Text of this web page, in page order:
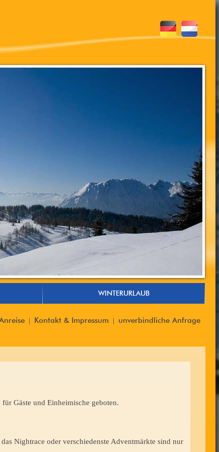
WINTERURLAUB
| Kontakt & Impressum | unverbindliche Anfrage
Gäste und Einheimische geboten.
Nightrace oder verschiedenste Adventmärkte sind nur